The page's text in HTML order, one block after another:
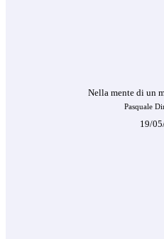
Nella mente di un
Pasquale
19/